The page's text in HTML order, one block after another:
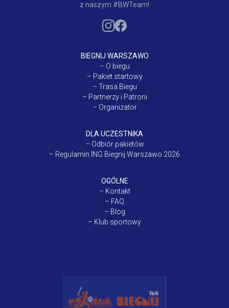
z naszym #BWTeam!
BIEGNIJ WARSZAWO
– O biegu
– Pakiet startowy
– Trasa Biegu
– Partnerzy i Patroni
– Organizator
DLA UCZESTNIKA
– Odbiór pakietów
– Regulamin ING Biegnij Warszawo 2026
OGÓLNE
– Kontakt
– FAQ
– Blog
– Klub sportowy